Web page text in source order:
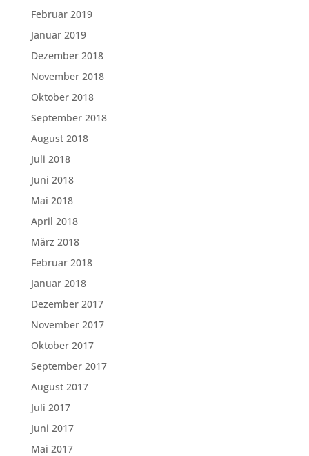
Februar 2019
Januar 2019
Dezember 2018
November 2018
Oktober 2018
September 2018
August 2018
Juli 2018
Juni 2018
Mai 2018
April 2018
März 2018
Februar 2018
Januar 2018
Dezember 2017
November 2017
Oktober 2017
September 2017
August 2017
Juli 2017
Juni 2017
Mai 2017